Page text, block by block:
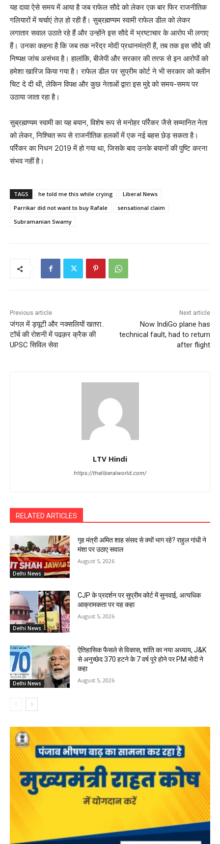
यह दावा ऐसे समय में आया है जब राफेल सौदे को लेकर एक बार फिर राजनीतिक
गलियारों में चर्चाएं तेज़ हो रही हैं। सुब्रह्मण्यम स्वामी राफेल डील को लेकर
लगातार सवाल उठाते रहे हैं और उन्होंने इस सौदे में भ्रष्टाचार के आरोप भी लगाए
हैं। उनका कहना है कि जब तक नरेंद्र मोदी प्रधानमंत्री हैं, तब तक इस सौदे की
निष्पक्ष जांच असंभव है। हालांकि, बीजेपी और सरकार की तरफ से इन आरोपों को
हमेशा खारिज किया गया है। राफेल डील पर सुप्रीम कोर्ट ने भी सरकार को क्लीन
चिट दे दी थी, लेकिन विपक्ष और कुछ नेताओं द्वारा इस मुद्दे को समय-समय पर
उठाया जाता रहा है।
सुब्रह्मण्यम स्वामी का यह बयान, विशेष रूप से मनोहर पर्रिकर जैसे सम्मानित नेता
को लेकर, निश्चित रूप से राजनीतिक हलकों में एक नई बहस छेड़ सकता है।
पर्रिकर का निधन 2019 में हो गया था, जिसके बाद उनके बयानों की पुष्टि करना
संभव नहीं है।
TAGS he told me this while crying
Liberal News
Parrikar did not want to buy Rafale
sensational claim
Subramanian Swamy
Previous article
जंगल में ड्यूटी और नक्सलियों खतरा..
टॉर्च की रोशनी में पढक़र क्रैक की
UPSC सिविल सेवा
Next article
Now IndiGo plane has
technical fault, had to return
after flight
LTV Hindi
https://theliberalworld.com/
RELATED ARTICLES
Delhi News
गृह मंत्री अमित शाह संसद से क्यों भाग रहे? राहुल गांधी ने
मंशा पर उठाए सवाल
August 5, 2026
Delhi News
CJP के प्रदर्शन पर सुप्रीम कोर्ट में सुनवाई, अत्यधिक
आक्रामकता पर यह कहा
August 5, 2026
Delhi News
ऐतिहासिक फैसले से विकास, शांति का नया अध्याय, J&K
से अनुच्छेद 370 हटने के 7 वर्ष पूरे होने पर PM मोदी ने
कहा
August 5, 2026